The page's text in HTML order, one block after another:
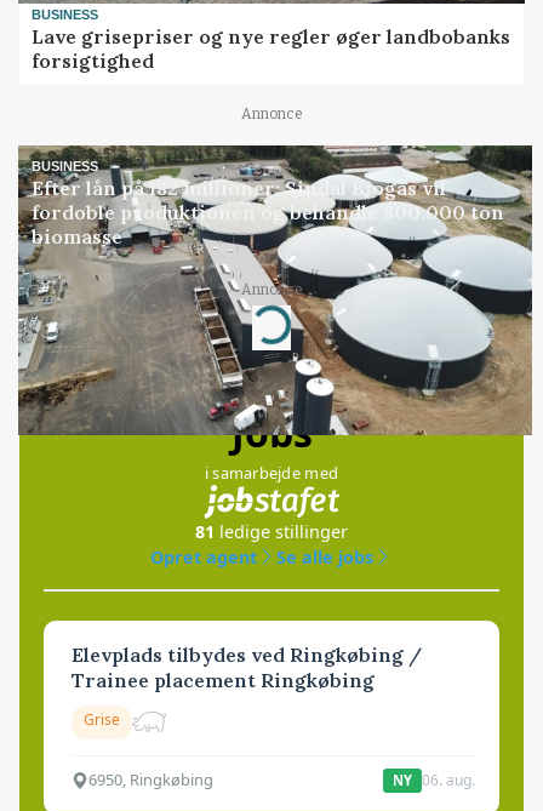
BUSINESS
Lave grisepriser og nye regler øger landbobanks
forsigtighed
Annonce
BUSINESS
Efter lån på 182 millioner: Sindal Biogas vil
fordoble produktionen og behandle 800.000 ton
biomasse
Annonce
Loading...
Jobs
i samarbejde med
81 ledige stillinger
Opret agent
Se alle jobs
Elevplads tilbydes ved Ringkøbing /
Trainee placement Ringkøbing
Grise
6950, Ringkøbing NY 06. aug.